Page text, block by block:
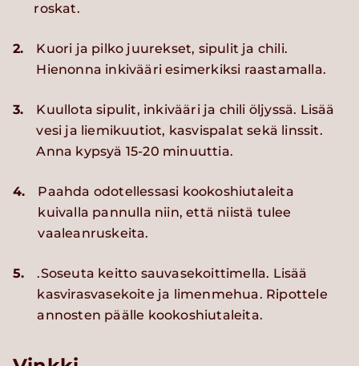
roskat.
2.
Kuori ja pilko juurekset, sipulit ja chili.
Hienonna inkivääri esimerkiksi raastamalla.
3.
Kuullota sipulit, inkivääri ja chili öljyssä. Lisää
vesi ja liemikuutiot, kasvispalat sekä linssit.
Anna kypsyä 15-20 minuuttia.
4.
Paahda odotellessasi kookoshiutaleita
kuivalla pannulla niin, että niistä tulee
vaaleanruskeita.
5.
.Soseuta keitto sauvasekoittimella. Lisää
kasvirasvasekoite ja limenmehua. Ripottele
annosten päälle kookoshiutaleita.